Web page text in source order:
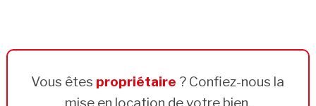
Vous êtes propriétaire ? Confiez-nous la